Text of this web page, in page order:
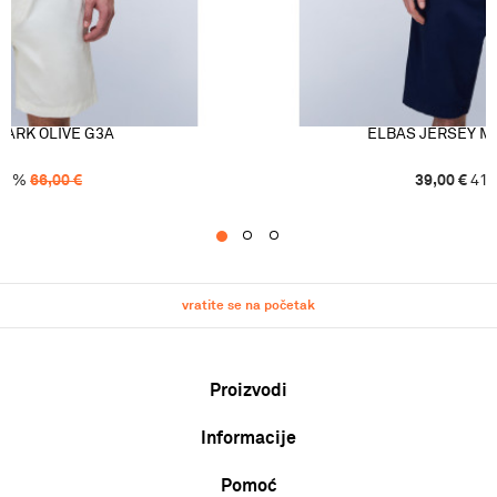
OLIVE G3A
% 66,00€
ELBAS JERSEY
39,00 € 41
vratite se na početak
Proizvodi
Muškarci
Žene
Informacije
O nama
Pomoć